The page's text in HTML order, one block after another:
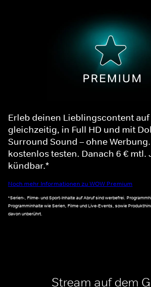
Erleb deinen Lieblingscontent auf
gleichzeitig, in Full HD und mit
Surround Sound – ohne Werbung.
kostenlos testen. Danach 6 € mtl.
kündbar.*
Noch mehr Informationen zu WOW Premium
*Serien-, Filme- und Sport-Inhalte auf Abruf sind werbefrei.
Programminhalte wie Serien, Filme und Live-Events, sowie
davon unberührt.
Stream auf dem